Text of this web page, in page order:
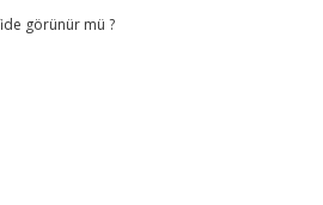
görünür mü ?